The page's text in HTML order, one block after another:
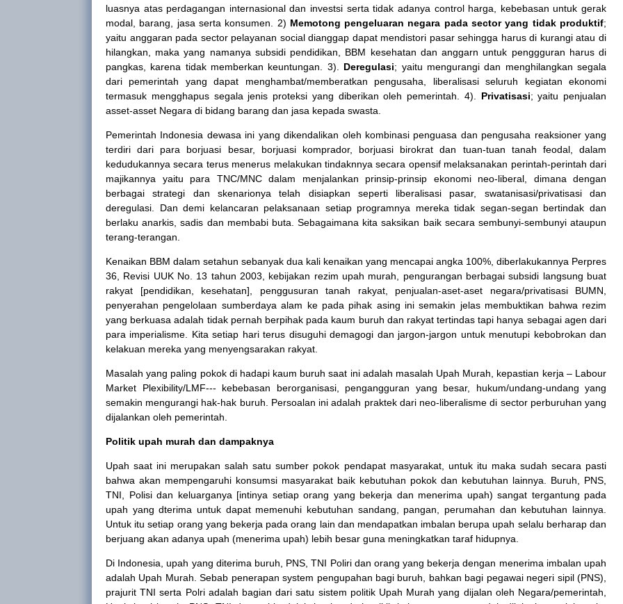
luasnya atas perdagangan internasional dan investsi serta tidak adanya control harga, kebebasan untuk gerak
modal, barang, jasa serta konsumen. 2) Memotong pengeluaran negara pada sector yang tidak produktif;
yaitu anggaran pada sector pelayanan social dianggap dapat mendistori pasar sehingga harus di kurangi atau di
hilangkan, maka yang namanya subsidi pendidikan, BBM kesehatan dan anggarn untuk penggguran harus di
pangkas, karena tidak memberkan keuntungan. 3). Deregulasi; yaitu mengurangi dan menghilangkan segala
dari pemerintah yang dapat menghambat/memberatkan pengusaha, liberalisasi seluruh kegiatan ekonomi
termasuk mengghapus segala jenis proteksi yang diberikan oleh pemerintah. 4). Privatisasi; yaitu penjualan
asset-asset Negara di bidang barang dan jasa kepada swasta.
Pemerintah Indonesia dewasa ini yang dikendalikan oleh kombinasi penguasa dan pengusaha reaksioner yang
terdiri dari para borjuasi besar, borjuasi komprador, borjuasi birokrat dan tuan-tuan tanah feodal, dalam
kedudukannya secara terus menerus melakukan tindaknnya secara opensif melaksanakan perintah-perintah dari
majikannya yaitu para TNC/MNC dalam menjalankan prinsip-prinsip ekonomi neo-liberal, dimana dengan
berbagai strategi dan skenarionya telah disiapkan seperti liberalisasi pasar, swatanisasi/privatisasi dan
deregulasi. Dan demi kelancaran pelaksanaan setiap programnya mereka tidak segan-segan bertindak dan
berlaku anarkis, sadis dan membabi buta. Sebagaimana kita saksikan baik secara sembunyi-sembunyi ataupun
terang-terangan.
Kenaikan BBM dalam setahun sebanyak dua kali kenaikan yang mencapai angka 100%, diberlakukannya Perpres
36, Revisi UUK No. 13 tahun 2003, kebijakan rezim upah murah, pengurangan berbagai subsidi langsung buat
rakyat [pendidikan, kesehatan], penggusuran tanah rakyat, penjualan-aset-aset negara/privatisasi BUMN,
penyerahan pengelolaan sumberdaya alam ke pada pihak asing ini semakin jelas membuktikan bahwa rezim
yang berkuasa adalah tidak pernah berpihak pada kaum buruh dan rakyat tertindas tapi hanya sebagai agen dari
para imperialisme. Kita setiap hari terus disuguhi demagogi dan jargon-jargon untuk menutupi kebobrokan dan
kelakuan mereka yang menyengsarakan rakyat.
Masalah yang paling pokok di hadapi kaum buruh saat ini adalah masalah Upah Murah, kepastian kerja – Labour
Market Plexibility/LMF--- kebebasan berorganisasi, pengangguran yang besar, hukum/undang-undang yang
semakin mengurangi hak-hak buruh. Persoalan ini adalah praktek dari neo-liberalisme di sector perburuhan yang
dijalankan oleh pemerintah.
Politik upah murah dan dampaknya
Upah saat ini merupakan salah satu sumber pokok pendapat masyarakat, untuk itu maka sudah secara pasti
bahwa akan mempengaruhi konsumsi masyarakat baik kebutuhan pokok dan kebutuhan lainnya. Buruh, PNS,
TNI, Polisi dan keluarganya [intinya setiap orang yang bekerja dan menerima upah) sangat tergantung pada
upah yang dterima untuk dapat memenuhi kebutuhan sandang, pangan, perumahan dan kebutuhan lainnya.
Untuk itu setiap orang yang bekerja pada orang lain dan mendapatkan imbalan berupa upah selalu berharap dan
berjuang akan adanya upah (menerima upah) lebih besar guna meningkatkan taraf hidupnya.
Di Indonesia, upah yang diterima buruh, PNS, TNI Poliri dan orang yang bekerja dengan menerima imbalan upah
adalah Upah Murah. Sebab penerapan system pengupahan bagi buruh, bahkan bagi pegawai negeri sipil (PNS),
prajurit TNI serta Polri adalah bagian dari satu sistem politik Upah Murah yang dijalan oleh Negara/pemerintah,